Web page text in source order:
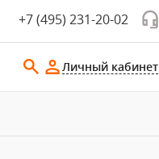
+7 (495) 231-20-02
Личный кабинет